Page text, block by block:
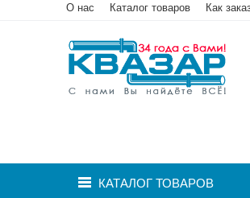
О нас Каталог товаров Как
КАТАЛОГ ТОВАРОВ